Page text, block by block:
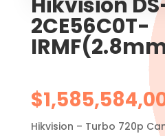
2CE56C0T-
$
Hikvision – Turbo 720p